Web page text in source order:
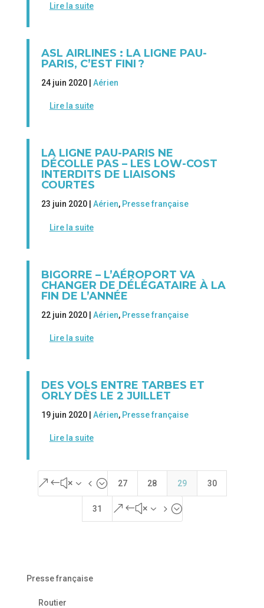
Lire la suite
ASL AIRLINES : LA LIGNE PAU-
PARIS, C’EST FINI ?
24 juin 2020 | Aérien
Lire la suite
LA LIGNE PAU-PARIS NE
DÉCOLLE PAS – LES LOW-COST
INTERDITS DE LIAISONS
COURTES
23 juin 2020 | Aérien, Presse française
Lire la suite
BIGORRE – L’AÉROPORT VA
CHANGER DE DÉLÉGATAIRE À LA
FIN DE L’ANNÉE
22 juin 2020 | Aérien, Presse française
Lire la suite
DES VOLS ENTRE TARBES ET
ORLY DÈS LE 2 JUILLET
19 juin 2020 | Aérien, Presse française
Lire la suite
&#x34; 27 28 29 30
31 &#x35;
Presse française
Routier